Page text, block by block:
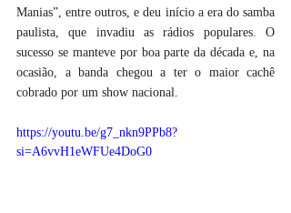
Manias”, entre outros, e deu início a era do samba
paulista, que invadiu as rádios populares. O
sucesso se manteve por boa parte da década e, na
ocasião, a banda chegou a ter o maior cachê
cobrado por um show nacional.
https://youtu.be/g7_nkn9PPb8?
si=A6vvH1eWFUe4DoG0